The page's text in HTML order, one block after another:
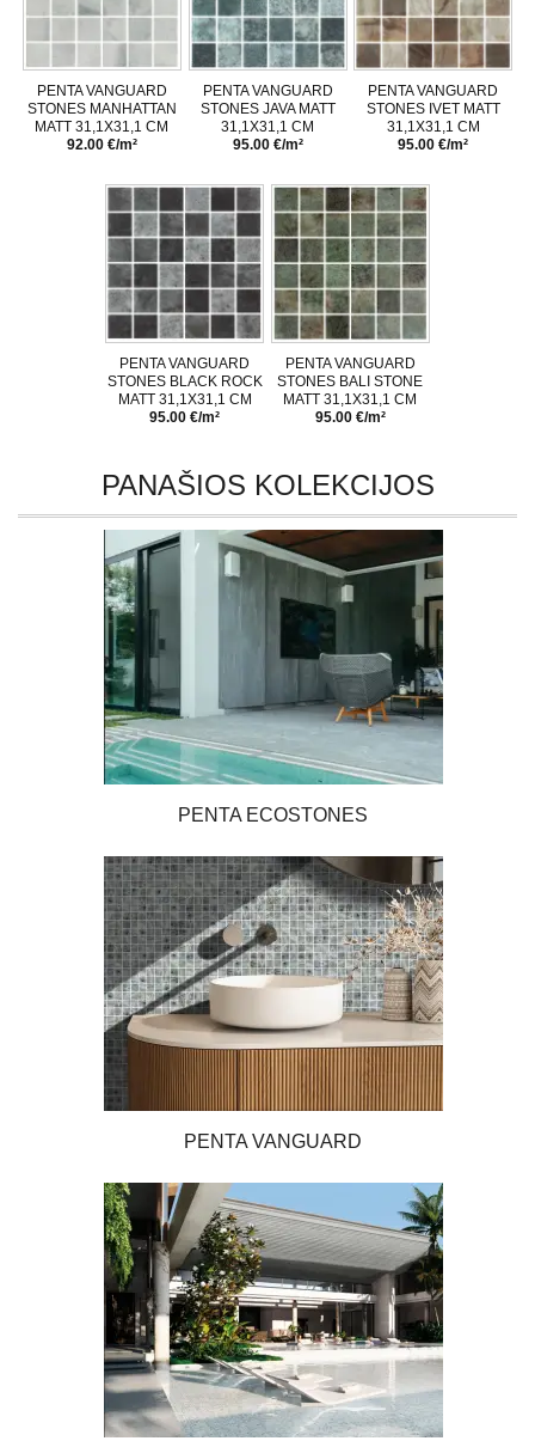
PENTA VANGUARD
STONES MANHATTAN
MATT 31,1X31,1 CM
92.00 €/m²
PENTA VANGUARD
STONES JAVA MATT
31,1X31,1 CM
95.00 €/m²
PENTA VANGUARD
STONES IVET MATT
31,1X31,1 CM
95.00 €/m²
PENTA VANGUARD
STONES BLACK ROCK
MATT 31,1X31,1 CM
95.00 €/m²
PENTA VANGUARD
STONES BALI STONE
MATT 31,1X31,1 CM
95.00 €/m²
PANAŠIOS KOLEKCIJOS
PENTA ECOSTONES
PENTA VANGUARD